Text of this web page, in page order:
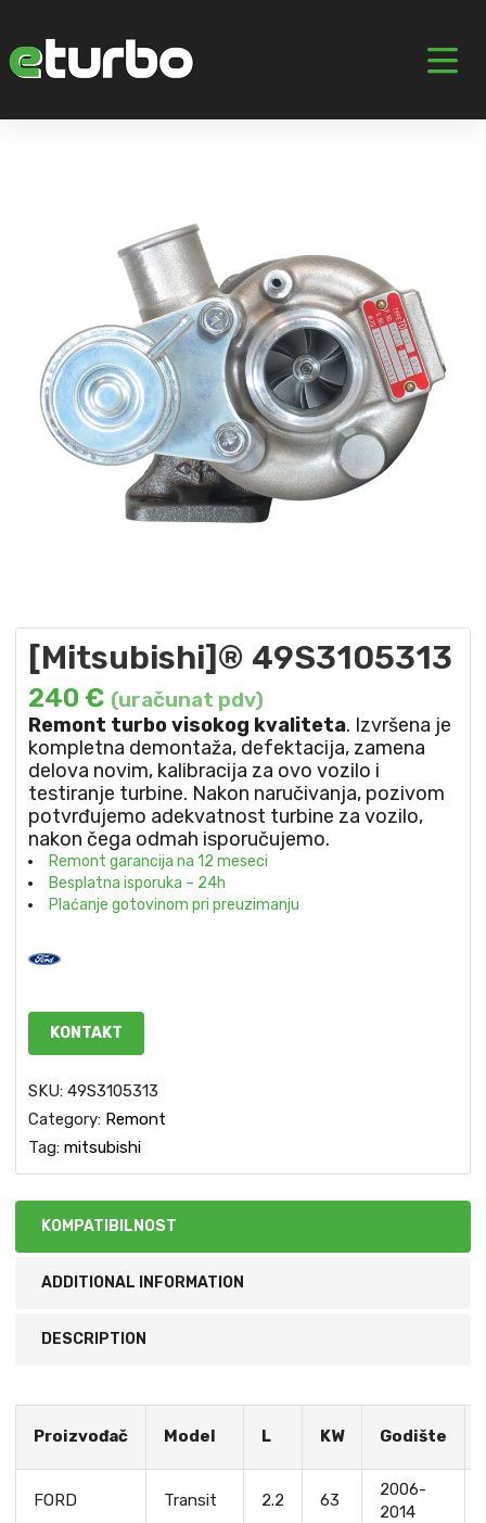
[Mitsubishi]® 49S3105313
240 € (uračunat pdv)
Remont turbo visokog kvaliteta. Izvršena je
kompletna demontaža, defektacija, zamena
delova novim, kalibracija za ovo vozilo i
testiranje turbine. Nakon naručivanja, pozivom
potvrđujemo adekvatnost turbine za vozilo,
nakon čega odmah isporučujemo.
Remont garancija na 12 meseci
Besplatna isporuka – 24h
Plaćanje gotovinom pri preuzimanju
KONTAKT
SKU: 49S3105313
Category: Remont
Tag: mitsubishi
KOMPATIBILNOST
ADDITIONAL INFORMATION
DESCRIPTION
Proizvođač Model L KW Godište
FORD Transit 2.2 63
2006-
2014